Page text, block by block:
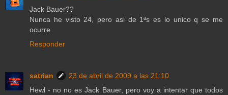
Jack Bauer??
Nunca he visto 24, pero asi de 1ªs es lo unico q se me
ocurre
Responder
satrian
23 de abril de 2009 a las 21:10
Hewl - no no es Jack Bauer, pero voy a intentar que todos